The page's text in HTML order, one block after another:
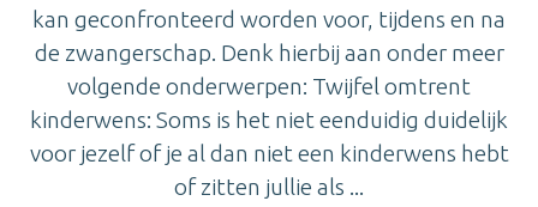
kan geconfronteerd worden voor, tijdens en na
de zwangerschap. Denk hierbij aan onder meer
volgende onderwerpen: Twijfel omtrent
kinderwens: Soms is het niet eenduidig duidelijk
voor jezelf of je al dan niet een kinderwens hebt
of zitten jullie als ...